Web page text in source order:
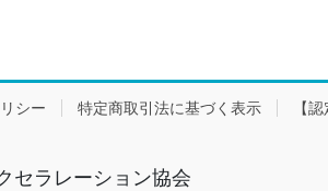
シー 特定商取引法に基づく表示 【
セラレーション協会